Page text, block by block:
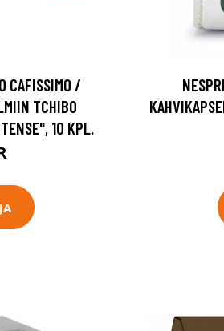
CAFISSIMO /
TCHIBO
10 KPL.